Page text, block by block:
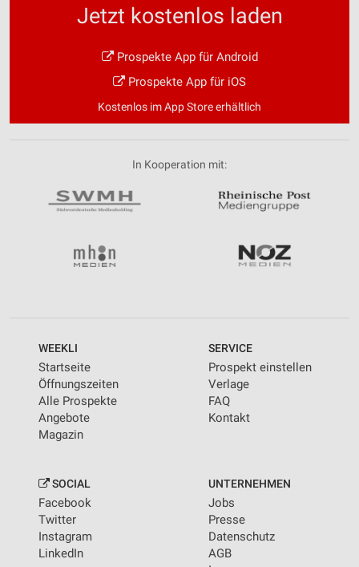
Jetzt kostenlos laden
Prospekte App für Android
Prospekte App für iOS
Kostenlos im App Store erhältlich
In Kooperation mit:
WEEKLI
Startseite
Öffnungszeiten
Alle Prospekte
Angebote
Magazin
SERVICE
Prospekt einstellen
Verlage
FAQ
Kontakt
SOCIAL
Facebook
Twitter
Instagram
LinkedIn
UNTERNEHMEN
Jobs
Presse
Datenschutz
AGB